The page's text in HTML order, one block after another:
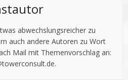
abwechslungsreicher zu
auch andere Autoren zu Wort
Mail mit Themenvorschlag an:
.